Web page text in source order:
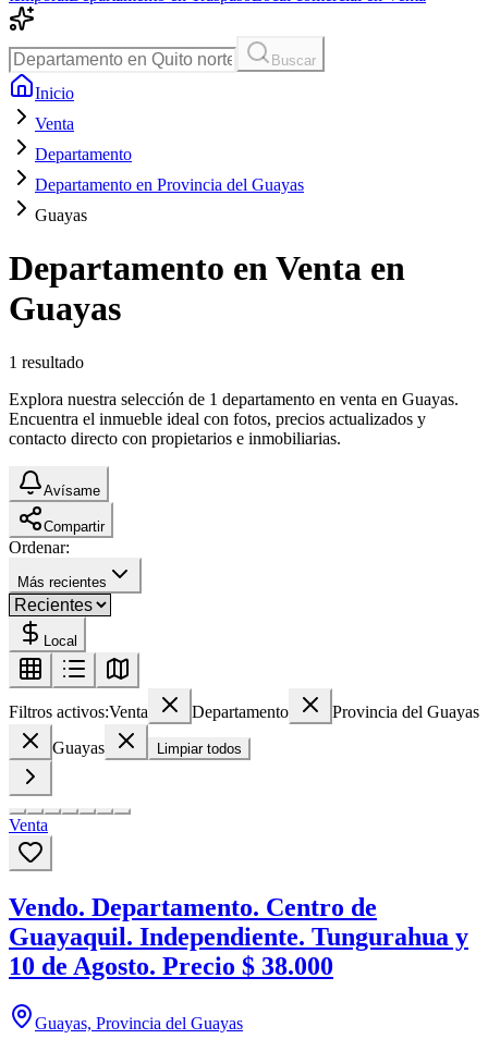
Buscar
Inicio
Venta
Departamento
Departamento en Provincia del Guayas
Guayas
Departamento en Venta en
Guayas
1 resultado
Explora nuestra selección de 1 departamento en venta en Guayas.
Encuentra el inmueble ideal con fotos, precios actualizados y
contacto directo con propietarios e inmobiliarias.
Avísame
Compartir
Ordenar:
Más recientes
Local
Filtros activos:Venta Departamento
Provincia del Guayas
Guayas
Limpiar todos
Venta
Vendo. Departamento. Centro de
Guayaquil. Independiente. Tungurahua y
10 de Agosto. Precio $ 38.000
Guayas, Provincia del Guayas